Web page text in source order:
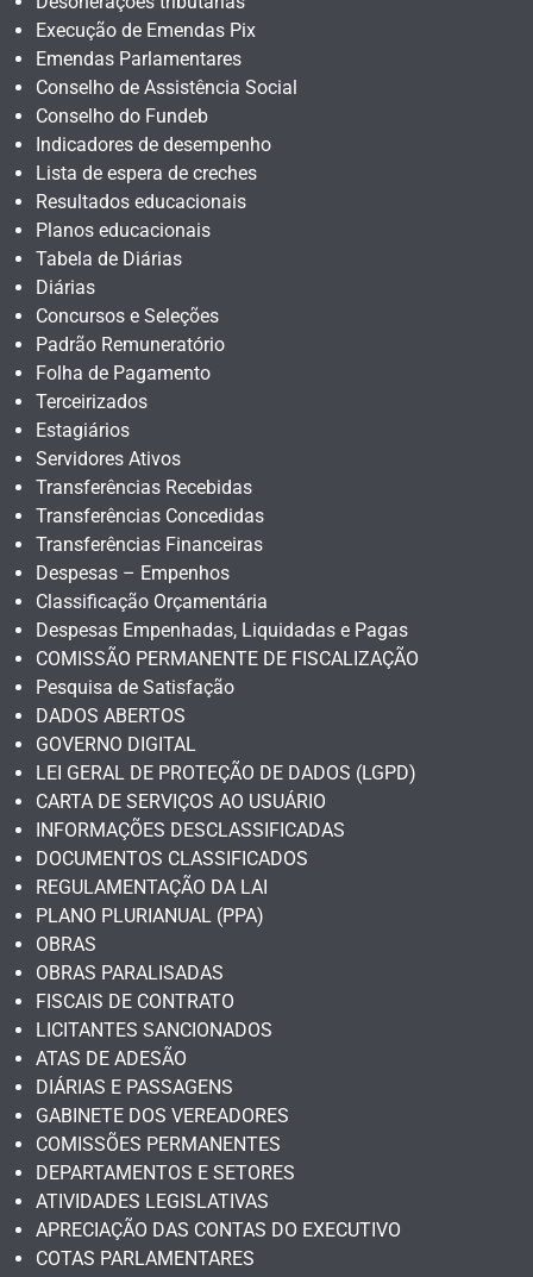
Execução de Emendas Pix
Emendas Parlamentares
Conselho de Assistência Social
Conselho do Fundeb
Indicadores de desempenho
Lista de espera de creches
Resultados educacionais
Planos educacionais
Tabela de Diárias
Diárias
Concursos e Seleções
Padrão Remuneratório
Folha de Pagamento
Terceirizados
Estagiários
Servidores Ativos
Transferências Recebidas
Transferências Concedidas
Transferências Financeiras
Despesas – Empenhos
Classificação Orçamentária
Despesas Empenhadas, Liquidadas e Pagas
COMISSÃO PERMANENTE DE FISCALIZAÇÃO
Pesquisa de Satisfação
DADOS ABERTOS
GOVERNO DIGITAL
LEI GERAL DE PROTEÇÃO DE DADOS (LGPD)
CARTA DE SERVIÇOS AO USUÁRIO
INFORMAÇÕES DESCLASSIFICADAS
DOCUMENTOS CLASSIFICADOS
REGULAMENTAÇÃO DA LAI
PLANO PLURIANUAL (PPA)
OBRAS
OBRAS PARALISADAS
FISCAIS DE CONTRATO
LICITANTES SANCIONADOS
ATAS DE ADESÃO
DIÁRIAS E PASSAGENS
GABINETE DOS VEREADORES
COMISSÕES PERMANENTES
DEPARTAMENTOS E SETORES
ATIVIDADES LEGISLATIVAS
APRECIAÇÃO DAS CONTAS DO EXECUTIVO
COTAS PARLAMENTARES